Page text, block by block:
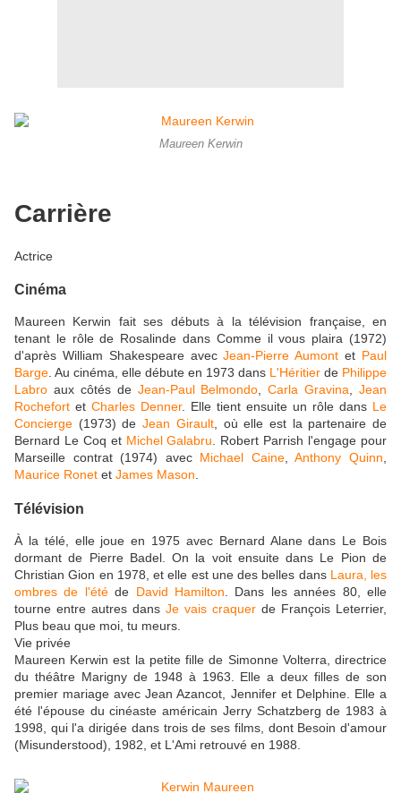
Maureen Kerwin
Carrière
Actrice
Cinéma
Maureen Kerwin fait ses débuts à la télévision française, en
tenant le rôle de Rosalinde dans Comme il vous plaira (1972)
d'après William Shakespeare avecJean-Pierre Aumont et Paul
Barge. Au cinéma, elle débute en 1973 dans L'Héritier de Philippe
Labro aux côtés de Jean-Paul Belmondo,Carla Gravina, Jean
Rochefort et Charles Denner. Elle tient ensuite un rôle dans Le
Concierge (1973) deJean Girault, où elle est la partenaire de
Bernard Le Coq et Michel Galabru. Robert Parrish l'engage pour
Marseille contrat (1974) avec Michael Caine,Anthony Quinn,
Maurice Ronet et James Mason.
Télévision
À la télé, elle joue en 1975 avec Bernard Alane dans Le Bois
dormant de Pierre Badel. On la voit ensuite dans Le Pion de
Christian Gion en 1978, et elle est une des belles dans Laura, les
ombres de l'étéde David Hamilton . Dans les années 80, elle
tourne entre autres dans Je vais craquer de François Leterrier,
Plus beau que moi, tu meurs.
Vie privée
Maureen Kerwin est la petite fille de Simonne Volterra, directrice
du théâtre Marigny de 1948 à 1963. Elle a deux filles de son
premier mariage avec Jean Azancot, Jennifer et Delphine. Elle a
été l'épouse du cinéaste américain Jerry Schatzberg de 1983 à
1998, qui l'a dirigée dans trois de ses films, dont Besoin d'amour
(Misunderstood), 1982, et L'Ami retrouvé en 1988.